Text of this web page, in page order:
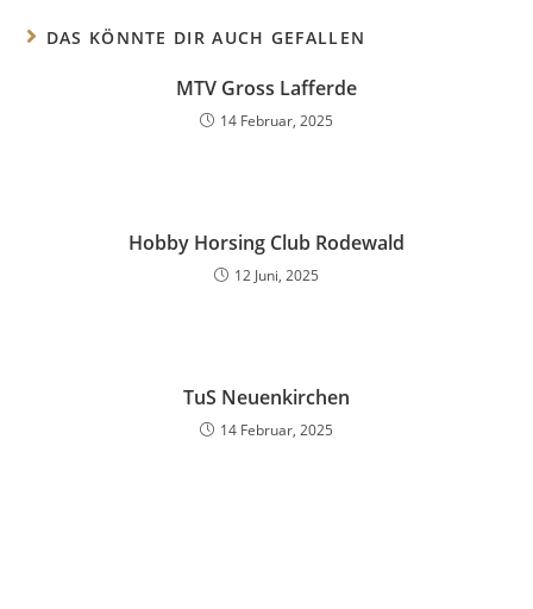
DAS KÖNNTE DIR AUCH GEFALLEN
MTV Gross Lafferde
14 Februar, 2025
Hobby Horsing Club Rodewald
12 Juni, 2025
TuS Neuenkirchen
14 Februar, 2025